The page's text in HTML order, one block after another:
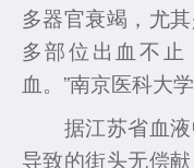
多器官衰竭，尤
多部位出血不
血。”南京医科大
据江苏省血液
导致的街头无偿